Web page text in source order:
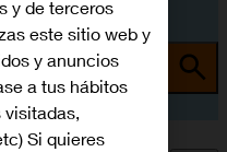
y de terceros
este sitio web y
y anuncios
a tus hábitos
visitadas,
Si quieres